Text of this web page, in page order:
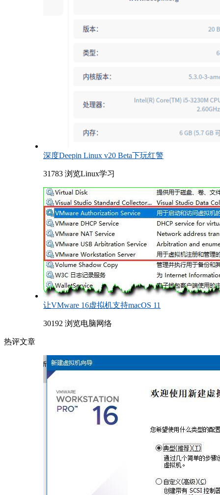
深度Deepin Linux v20 Beta下玩红警
31783 浏览Linux学习
让VMware 16虚拟机支持macOS 11
30192 浏览电脑网络
热评文章